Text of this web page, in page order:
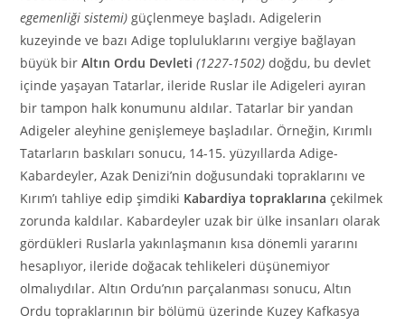
egemenliği sistemi)güçlenmeye başladı. Adigelerin
kuzeyinde ve bazı Adige topluluklarını vergiye bağlayan
büyük birAltın Ordu Devleti (1227-1502) doğdu, bu devlet
içinde yaşayan Tatarlar, ileride Ruslar ile Adigeleri ayıran
bir tampon halk konumunu aldılar. Tatarlar bir yandan
Adigeler aleyhine genişlemeye başladılar. Örneğin, Kırımlı
Tatarların baskıları sonucu, 14-15. yüzyıllarda Adige-
Kabardeyler, Azak Denizi’nin doğusundaki topraklarını ve
Kırım’ı tahliye edip şimdiki Kabardiya topraklarına çekilmek
zorunda kaldılar. Kabardeyler uzak bir ülke insanları olarak
gördükleri Ruslarla yakınlaşmanın kısa dönemli yararını
hesaplıyor, ileride doğacak tehlikeleri düşünemiyor
olmalıydılar. Altın Ordu’nın parçalanması sonucu, Altın
Ordu topraklarının bir bölümü üzerinde Kuzey Kafkasya